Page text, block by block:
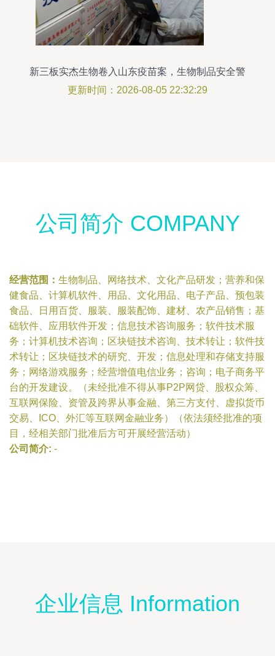
新三板实杰生物卷入山东疫苗案，生物制品安全警
钟再响
更新时间：2026-08-05 22:32:29
公司简介 COMPANY
经营范围： 生物制品、网络技术、文化产品研发；营养和保
健食品、计算机软件、用品、文化用品、电子产品、预包装
食品、日用百货、服装、服装配饰、建材、农产品销售；基
础软件、应用软件开发；信息技术咨询服务；软件技术服
务；计算机技术咨询；区块链技术咨询、技术转让；软件技
术转让；区块链技术的研究、开发；信息处理和存储支持服
务；网络游戏服务；经营增值电信业务；咨询；电子商务平
台的开发建设。（未经批准不得从事P2P网贷、股权众筹、
互联网保险、资管及跨界从事金融、第三方支付、虚拟货币
交易、ICO、外汇等互联网金融业务）（依法须经批准的项
目，经相关部门批准后方可开展经营活动）
公司简介: -
企业信息 Information